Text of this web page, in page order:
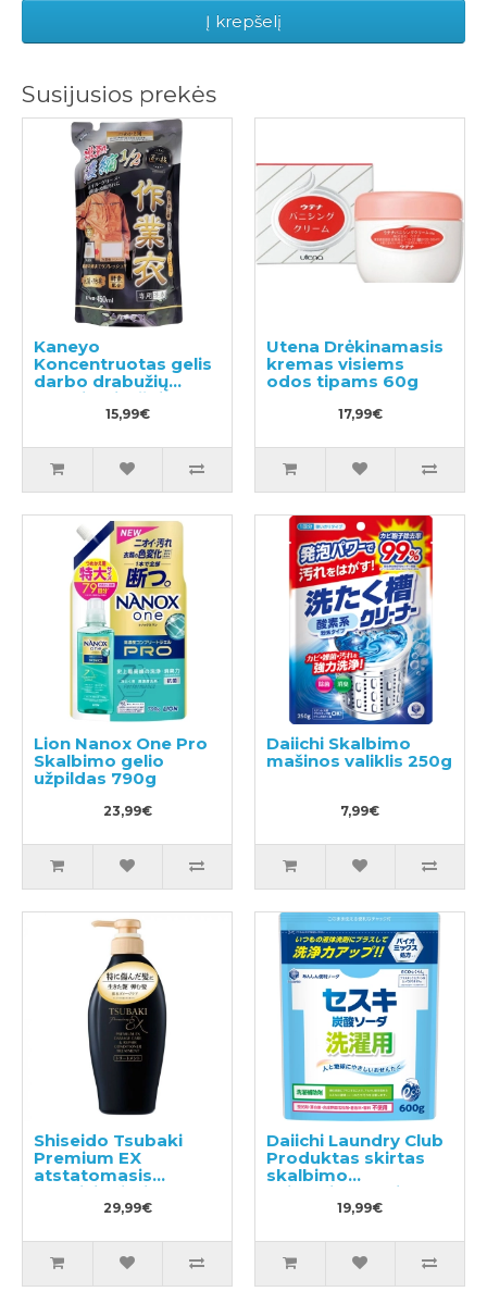
Į krepšelį
Susijusios prekės
Kaneyo
Koncentruotas gelis
darbo drabužių
skalbimui, užpildas
15,99€
Utena Drėkinamasis
kremas visiems
odos tipams 60g
17,99€
Lion Nanox One Pro
Skalbimo gelio
užpildas 790g
23,99€
Daiichi Skalbimo
mašinos valiklis 250g
7,99€
Shiseido Tsubaki
Premium EX
atstatomasis
kondicionierius-
kaukė pažeistiems
29,99€
Daiichi Laundry Club
Produktas skirtas
skalbimo
veiksmingumui
padidinti 600g
19,99€